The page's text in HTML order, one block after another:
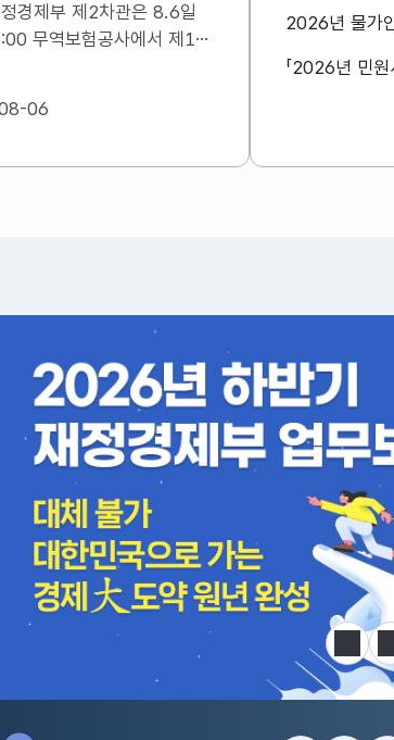
경제부 제2차관은 8.6일
무역보험공사에서 제16
고하시기 바랍니다....
06
변경됩니다.
정부는
지원하고
2026년 물가
정지
알림판
전국민 공급망 애로 핫라인 개설